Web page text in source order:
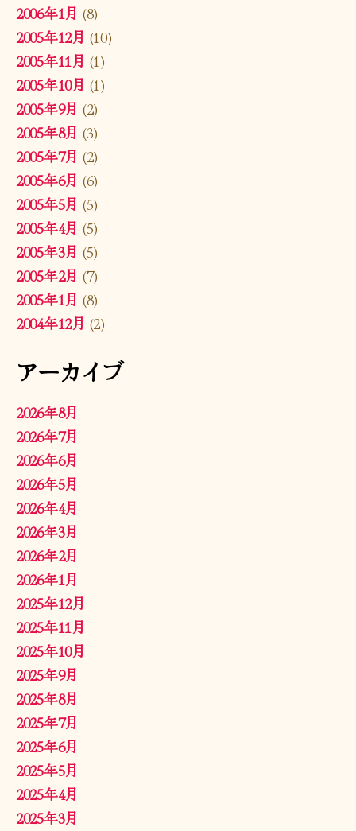
2006年1月 (8)
2005年12月 (10)
2005年11月 (1)
2005年10月 (1)
2005年9月 (2)
2005年8月 (3)
2005年7月 (2)
2005年6月 (6)
2005年5月 (5)
2005年4月 (5)
2005年3月 (5)
2005年2月 (7)
2005年1月 (8)
2004年12月 (2)
アーカイブ
2026年8月
2026年7月
2026年6月
2026年5月
2026年4月
2026年3月
2026年2月
2026年1月
2025年12月
2025年11月
2025年10月
2025年9月
2025年8月
2025年7月
2025年6月
2025年5月
2025年4月
2025年3月